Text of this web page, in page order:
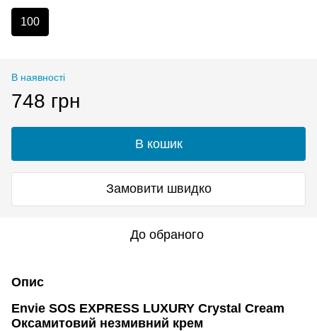
100
В наявності
748 грн
В кошик
Замовити швидко
До обраного
Опис
Envie SOS EXPRESS LUXURY Crystal Cream
Оксамитовий незмивний крем